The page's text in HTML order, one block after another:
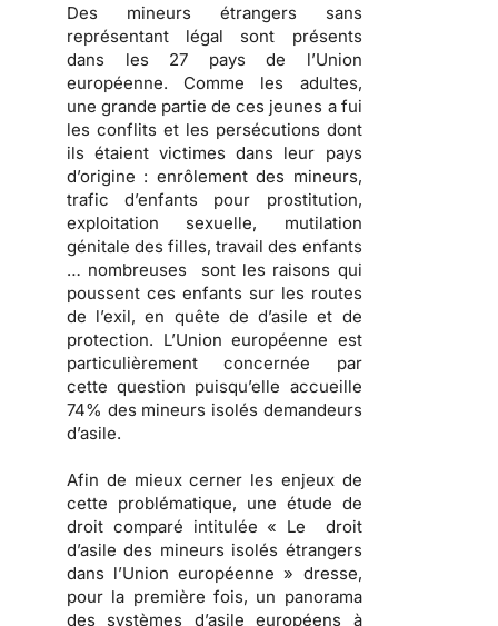
Des mineurs étrangers sans
représentant légal sont présents
dans les 27 pays de l’Union
européenne. Comme les adultes,
une grande partie de ces jeunes a fui
les conflits et les persécutions dont
ils étaient victimes dans leur pays
d’origine : enrôlement des mineurs,
trafic d’enfants pour prostitution,
exploitation sexuelle, mutilation
génitale des filles, travail des enfants
… nombreuses sont les raisons qui
poussent ces enfants sur les routes
de l’exil, en quête de d’asile et de
protection. L’Union européenne est
particulièrement concernée par
cette question puisqu’elle accueille
74% des mineurs isolés demandeurs
d’asile.
Afin de mieux cerner les enjeux de
cette problématique, une étude de
droit comparé intitulée « Le droit
d’asile des mineurs isolés étrangers
dans l’Union européenne » dresse,
pour la première fois, un panorama
des systèmes d’asile européens à